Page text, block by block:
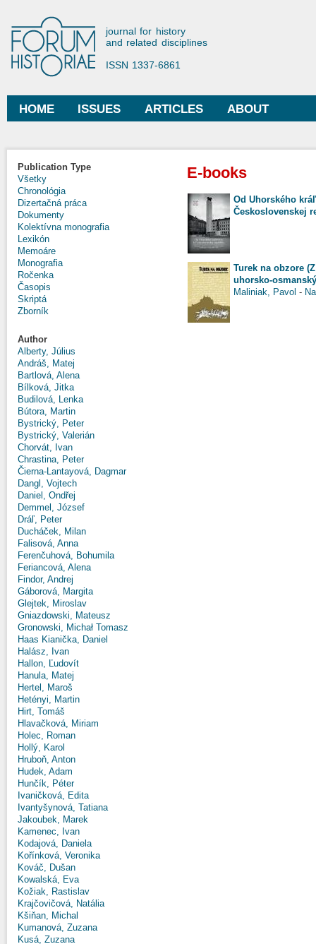
Forum Historiae
journal for history
and related disciplines
ISSN 1337-6861
Main menu
HOME ISSUES ARTICLES ABOUT
Publication Type
Všetky
Chronológia
Dizertačná práca
Dokumenty
Kolektívna monografia
Lexikón
Memoáre
Monografia
Ročenka
Časopis
Skriptá
Zborník
Author
Alberty, Július
Andráš, Matej
Bartlová, Alena
Bílková, Jitka
Budilová, Lenka
Bútora, Martin
Bystrický, Peter
Bystrický, Valerián
Chorvát, Ivan
Chrastina, Peter
Čierna-Lantayová, Dagmar
Dangl, Vojtech
Daniel, Ondřej
Demmel, József
Dráľ, Peter
Ducháček, Milan
Falisová, Anna
Ferenčuhová, Bohumila
Feriancová, Alena
Findor, Andrej
Gáborová, Margita
Glejtek, Miroslav
Gniazdowski, Mateusz
Gronowski, Michał Tomasz
Haas Kianička, Daniel
Halász, Ivan
Hallon, Ľudovít
Hanula, Matej
Hertel, Maroš
Hetényi, Martin
Hirt, Tomáš
Hlavačková, Miriam
Holec, Roman
Hollý, Karol
Hruboň, Anton
Hudek, Adam
Hunčík, Péter
Ivaničková, Edita
Ivantyšynová, Tatiana
Jakoubek, Marek
Kamenec, Ivan
Kodajová, Daniela
Kořínková, Veronika
Kováč, Dušan
Kowalská, Eva
Kožiak, Rastislav
Krajčovičová, Natália
Kšiňan, Michal
Kumanová, Zuzana
Kusá, Zuzana
E-books
Od Uhorského
Československej
Turek na obzore
uhorsko-
Maliniak, Pavol -